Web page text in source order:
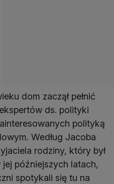
dom zaczął pełnić
ds. polityki
polityką
Według Jacoba
rodziny, który był
późniejszych latach,
spotykali się tu na